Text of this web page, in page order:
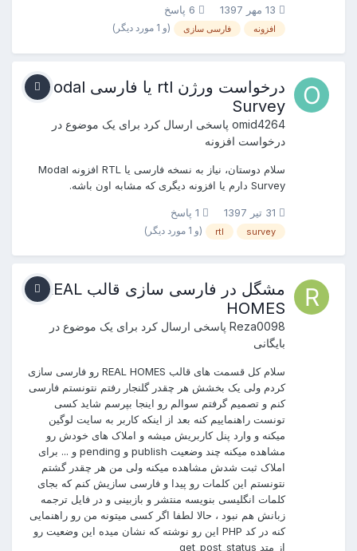
13 مهر 1397
افزونه فارسی سازی (و 1 مورد دیگر)
درخواست ورژن rtl یا فارسی Modal
Survey
omid4264 پاسخی ارسال کرد برای یک موضوع در
درخواست افزونه
سلام دوستان، نیاز به نسخه فارسی یا RTL افزونه Modal
Survey دارم یا افزونه دیگری که مشابه اون باشه.
31 تیر 1397
survey
rtl (و 1 مورد دیگر)
مشگل در فارسی سازی قالب REAL
HOMES
Reza0098 پاسخی ارسال کرد برای یک موضوع در
بایگانی
سلام کل قسمت های قالب REAL HOMES رو فارسی سازی
کردم ولی یک بخشش هر چقدر گلنجار رفتم نتونستم فارسی
کنم و تصمیم گرفتم سوالم رو اینجا بپرسم شاید کسی
تونست راهنماییم کنه بعد از اینکه کاربر به سایت لوگین
میکنه و وارد پنل کاربریش میشه و املاک های خودش رو
مشاهده میکنه چند وضعیت publish و pending و ... برای
املاک ثبت شدش مشاهده میکنه ولی من هر چقدر گشتم
نتونستم این کلمات رو پیدا و فارسی سازیش کنم که بجای
کلمات انگلیسی بنویسه منتشر و بازبینی و در فایل ترجمه
زبانش هم نبود ، حالا لطفا اگر کسی میتونه من رو راهنمایی
کنه در کد PHP این رو نوشته که نشان میده این وضعیت رو
از متد get_post_status